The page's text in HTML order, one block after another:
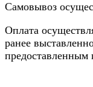
Самовывоз
Оплата
ранее
предоставленным